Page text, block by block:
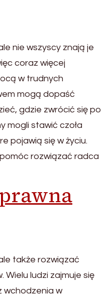
nie wszyscy znają je
coraz więcej
w trudnych
mogą dopaść
gdzie zwrócić się po
mogli stawić czoła
pojawią się w życiu.
rozwiązać radca
także rozwiązać
Wielu ludzi zajmuje się
wchodzenia w